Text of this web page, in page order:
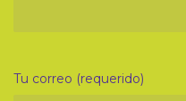
Tu correo (requerido)